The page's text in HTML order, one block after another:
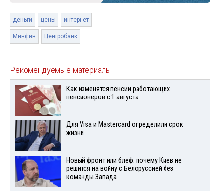
деньги цены интернет
Минфин Центробанк
Рекомендуемые материалы
Как изменятся пенсии работающих
пенсионеров с 1 августа
Для Visа и Mastercard определили срок
жизни
Новый фронт или блеф: почему Киев не
решится на войну с Белоруссией без
команды Запада